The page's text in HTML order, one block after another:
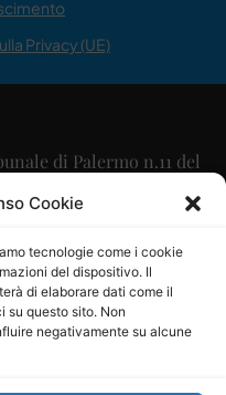
Cookie
tecnologie come i cookie
del dispositivo. Il
di elaborare dati come il
su questo sito. Non
negativamente su alcune
Privacy (UE)
di Palermo n.11 del
Scaglione
Maria Calabrese